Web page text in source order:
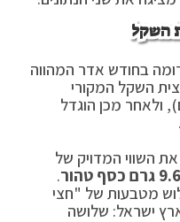
בחודש אדר המהווה
השקל המקורי
160 שעורות (8 גרם), ולאחר מכן הוגדל
השווי המדויק של
9.6 גרם כסף טהור
.
מטבעות של "חצי
ישראל: שלושה